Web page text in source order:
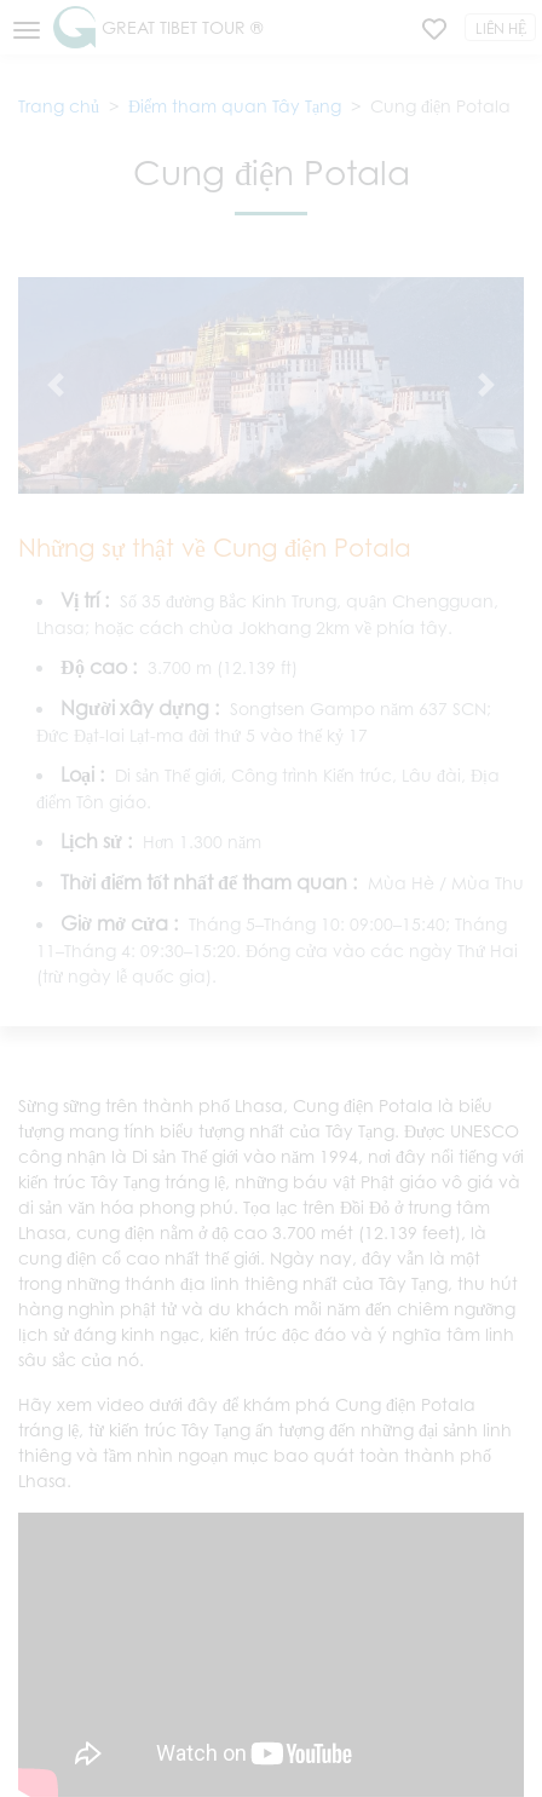
GREAT TIBET TOUR ® LIÊN HỆ
Trang chủ Điểm tham quan Tây Tạng Cung điện Potala
Cung điện Potala
Những sự thật về Cung điện Potala
Vị trí : Số 35 đường Bắc Kinh Trung, quận Chengguan,
Lhasa; hoặc cách chùa Jokhang 2km về phía tây.
Độ cao : 3.700 m (12.139 ft)
Người xây dựng : Songtsen Gampo năm 637 SCN;
Đức Đạt-lai Lạt-ma đời thứ 5 vào thế kỷ 17
Loại :
Di sản Thế giới, Công trình Kiến trúc, Lâu đài, Địa
điểm Tôn giáo.
Lịch sử : Hơn 1.300 năm
Thời điểm tốt nhất để tham quan : Mùa Hè / Mùa Thu
Giờ mở cửa : Tháng 5–Tháng 10: 09:00–15:40; Tháng
11–Tháng 4: 09:30–15:20. Đóng cửa vào các ngày Thứ Hai
(trừ ngày lễ quốc gia).
Sừng sững trên thành phố Lhasa, Cung điện Potala là biểu
tượng mang tính biểu tượng nhất của Tây Tạng. Được UNESCO
công nhận là Di sản Thế giới vào năm 1994, nơi đây nổi tiếng với
kiến trúc Tây Tạng tráng lệ, những báu vật Phật giáo vô giá và
di sản văn hóa phong phú. Tọa lạc trên Đồi Đỏ ở trung tâm
Lhasa, cung điện nằm ở độ cao 3.700 mét (12.139 feet), là
cung điện cổ cao nhất thế giới. Ngày nay, đây vẫn là một
trong những thánh địa linh thiêng nhất của Tây Tạng, thu hút
hàng nghìn phật tử và du khách mỗi năm đến chiêm ngưỡng
lịch sử đáng kinh ngạc, kiến trúc độc đáo và ý nghĩa tâm linh
sâu sắc của nó.
Hãy xem video dưới đây để khám phá Cung điện Potala
tráng lệ, từ kiến trúc Tây Tạng ấn tượng đến những đại sảnh linh
thiêng và tầm nhìn ngoạn mục bao quát toàn thành phố
Lhasa.